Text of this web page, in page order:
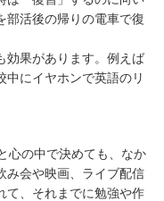
部活後の帰りの電車で復
効果があります。例えば
中にイヤホンで英語のリ
心の中で決めても、なか
み会や映画、ライブ配信
て、それまでに勉強や作